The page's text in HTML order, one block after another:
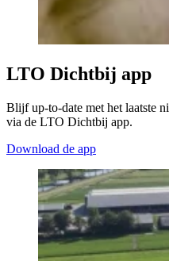
LTO Dichtbij app
Blijf up-to-date met het laatste
via de LTO Dichtbij app.
Download de app